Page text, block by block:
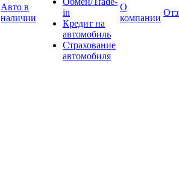
Авто в
наличии
in
Кредит на
автомобиль
Страхование
автомобиля
О
компании